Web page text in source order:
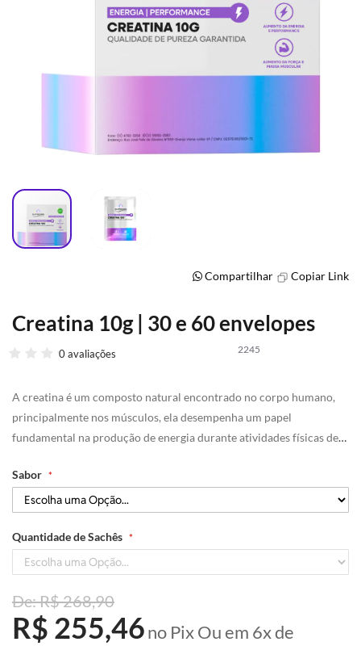
Creatina 10g | 30 e 60 envelopes
2245
0 avaliações
A creatina é um composto natural encontrado no corpo humano,
principalmente nos músculos, ela desempenha um papel
fundamental na produção de energia durante atividades físicas de
Sabor
Quantidade de Sachês
R$ 268,90
R$ 255,46no PixOu em 6xde
Compartilhar Copiar Link
Saltar
para
Galeria
de
imagens